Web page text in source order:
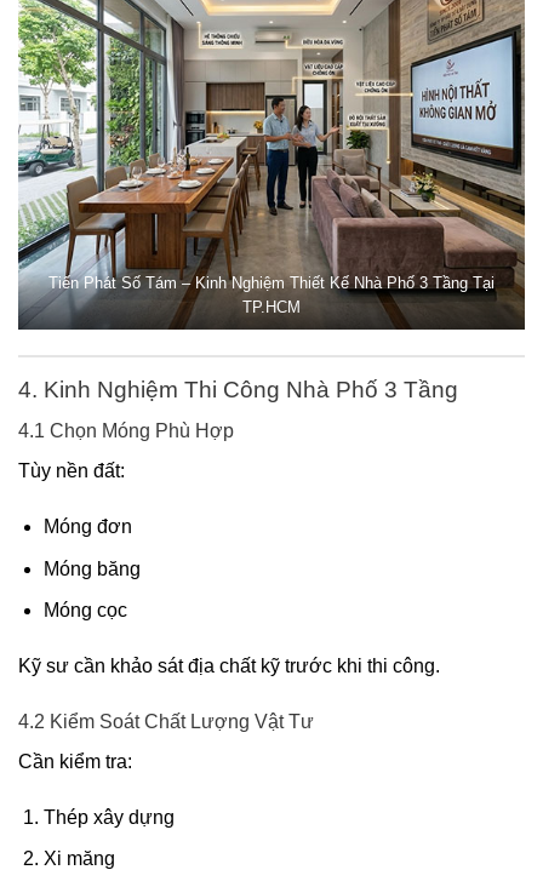
Tiến Phát Số Tám – Kinh Nghiệm Thiết Kế Nhà Phố 3 Tầng Tại
TP.HCM
4. Kinh Nghiệm Thi Công Nhà Phố 3 Tầng
4.1 Chọn Móng Phù Hợp
Tùy nền đất:
Móng đơn
Móng băng
Móng cọc
Kỹ sư cần khảo sát địa chất kỹ trước khi thi công.
4.2 Kiểm Soát Chất Lượng Vật Tư
Cần kiểm tra:
Thép xây dựng
Xi măng